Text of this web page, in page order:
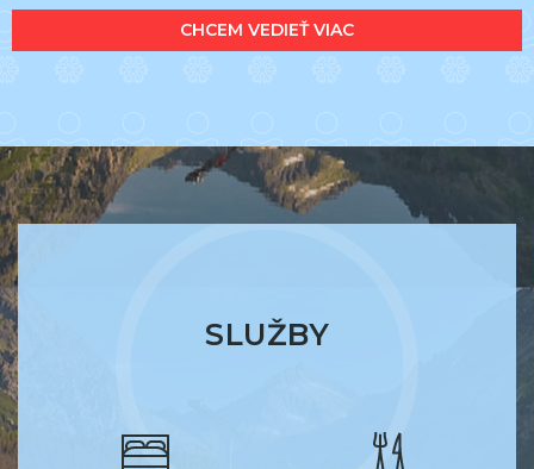
CHCEM VEDIEŤ VIAC
SLUŽBY